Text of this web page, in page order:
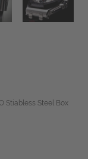
Stiabless Steel Box